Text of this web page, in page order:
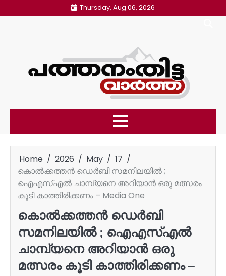
to
Thursday, Aug 06, 2026
Home 2026 May
17
കൊൽക്കത്തൻ ഡെർബി സമനിലയിൽ ;
ഐഎസ്‌എൽ ചാമ്പ്യനെ അറിയാൻ ഒരു മത്സരം
കൂടി കാത്തിരിക്കണം – Media One
കൊൽക്കത്തൻ ഡെർബി
സമനിലയിൽ ; ഐഎസ്‌എൽ
ചാമ്പ്യനെ അറിയാൻ ഒരു
മത്സരം കൂടി കാത്തിരിക്കണം –